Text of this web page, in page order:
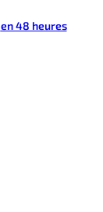
en 48 heures